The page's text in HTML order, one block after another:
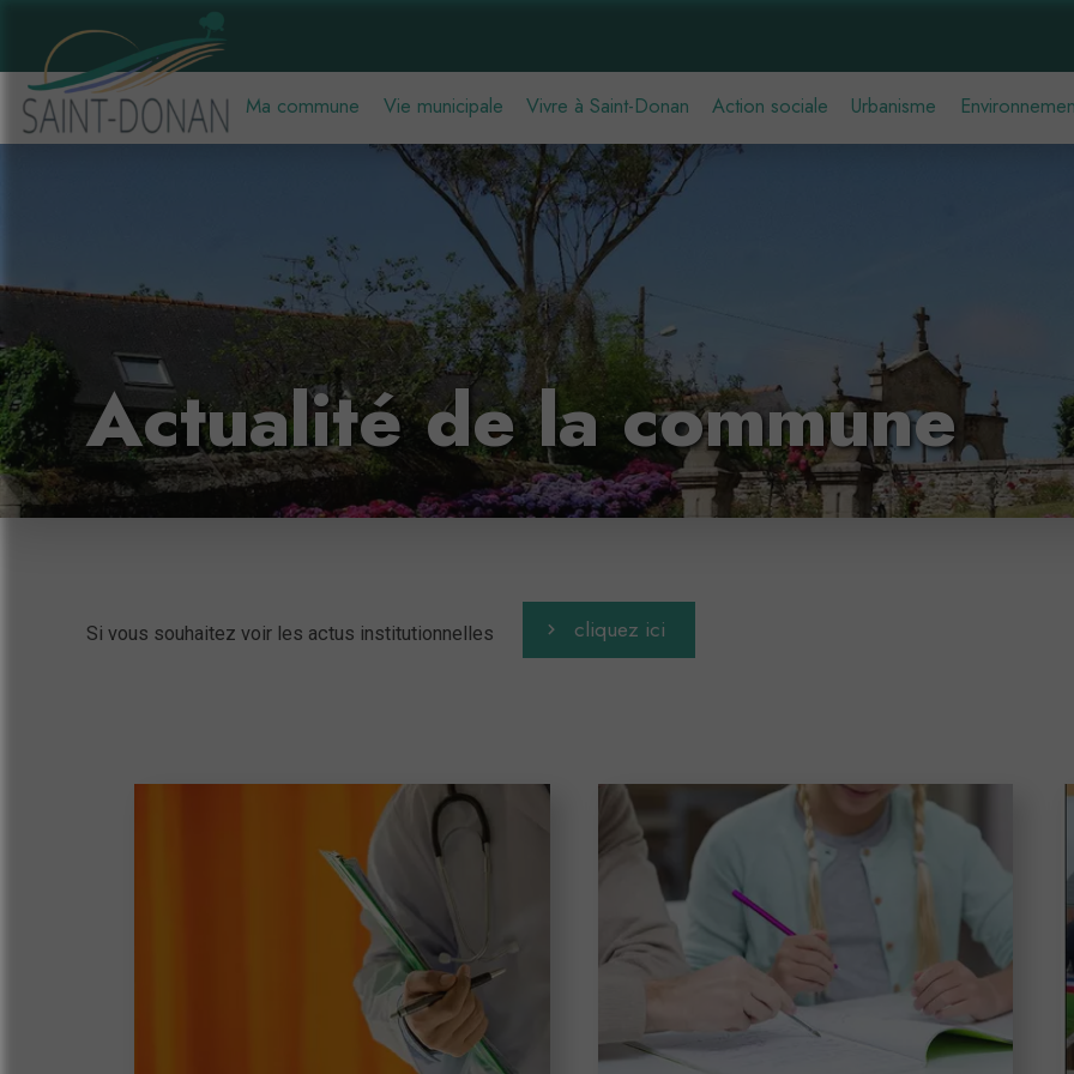
Ma commune Vie municipale Vivre à Saint-Donan Action sociale Urbanisme
Actualité de la commune
Si vous souhaitez voir les actus institutionnelles cliquez ici